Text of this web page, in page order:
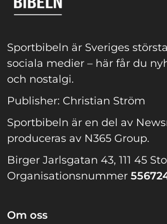
Sportbibeln är Sveriges
sociala medier – här får du
och nostalgi.
Publisher: Christian Ström
Sportbibeln är en del av
produceras av N365 Group.
Birger Jarlsgatan 43, 111 45
Organisationsnummer
Om oss